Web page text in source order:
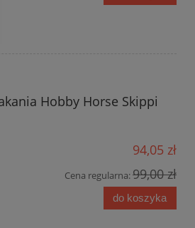
Hobby Horse Skippi
94,05 zł
Cena regularna:99,00 zł
do koszyka